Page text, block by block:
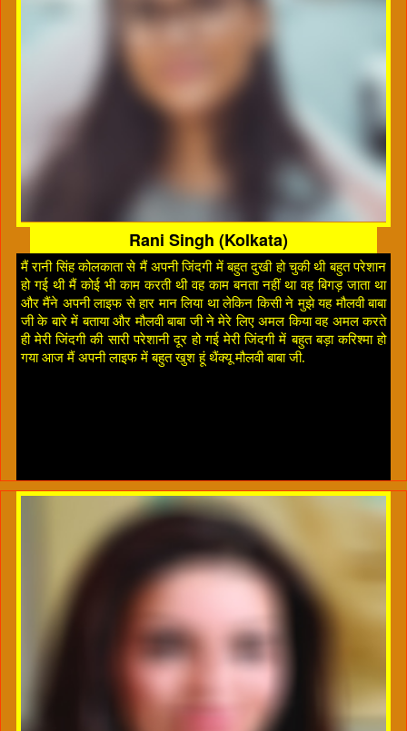
Rani Singh (Kolkata)
मैं रानी सिंह कोलकाता से मैं अपनी जिंदगी में बहुत दुखी हो चुकी थी बहुत परेशान
हो गई थी मैं कोई भी काम करती थी वह काम बनता नहीं था वह बिगड़ जाता था
और मैंने अपनी लाइफ से हार मान लिया था लेकिन किसी ने मुझे यह मौलवी बाबा
जी के बारे में बताया और मौलवी बाबा जी ने मेरे लिए अमल किया वह अमल करते
ही मेरी जिंदगी की सारी परेशानी दूर हो गई मेरी जिंदगी में बहुत बड़ा करिश्मा हो
गया आज मैं अपनी लाइफ में बहुत खुश हूं थैंक्यू मौलवी बाबा जी.